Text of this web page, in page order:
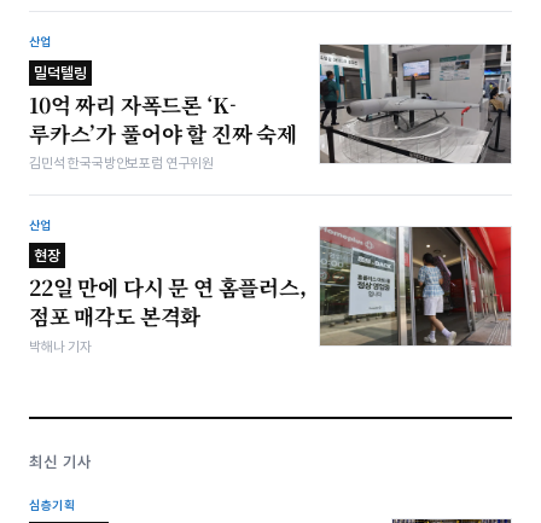
산업
밀덕텔링
10억 짜리 자폭드론 ‘K-
루카스’가 풀어야 할 진짜 숙제
김민석 한국국방안보포럼 연구위원
산업
현장
22일 만에 다시 문 연 홈플러스,
점포 매각도 본격화
박해나 기자
최신 기사
심층기획